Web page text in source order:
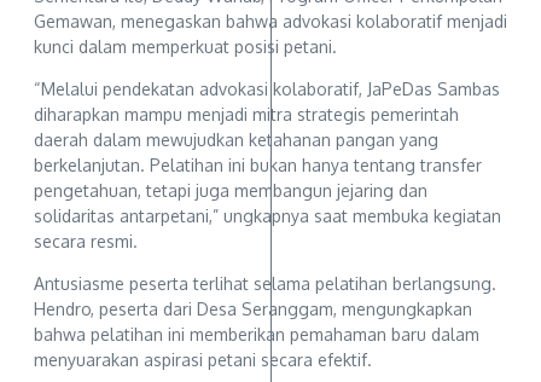
Gemawan, menegaskan bahwa advokasi kolaboratif menjadi
kunci dalam memperkuat posisi petani.
“Melalui pendekatan advokasi kolaboratif, JaPeDas Sambas
diharapkan mampu menjadi mitra strategis pemerintah
daerah dalam mewujudkan ketahanan pangan yang
berkelanjutan. Pelatihan ini bukan hanya tentang transfer
pengetahuan, tetapi juga membangun jejaring dan
solidaritas antarpetani,” ungkapnya saat membuka kegiatan
secara resmi.
Antusiasme peserta terlihat selama pelatihan berlangsung.
Hendro, peserta dari Desa Seranggam, mengungkapkan
bahwa pelatihan ini memberikan pemahaman baru dalam
menyuarakan aspirasi petani secara efektif.